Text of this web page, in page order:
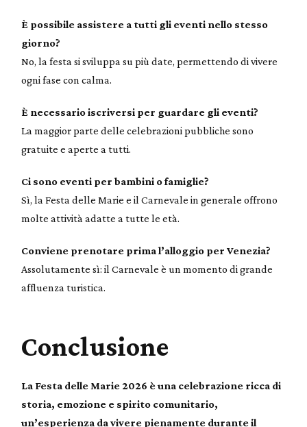
È possibile assistere a tutti gli eventi nello stesso
giorno?
No, la festa si sviluppa su più date, permettendo di vivere
ogni fase con calma.
È necessario iscriversi per guardare gli eventi?
La maggior parte delle celebrazioni pubbliche sono
gratuite e aperte a tutti.
Ci sono eventi per bambini o famiglie?
Sì, la Festa delle Marie e il Carnevale in generale offrono
molte attività adatte a tutte le età.
Conviene prenotare prima l’alloggio per Venezia?
Assolutamente sì: il Carnevale è un momento di grande
affluenza turistica.
Conclusione
La Festa delle Marie 2026 è una celebrazione ricca di
storia, emozione e spirito comunitario,
un’esperienza da vivere pienamente durante il